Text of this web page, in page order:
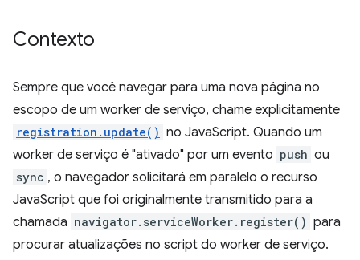
Contexto
Sempre que você navegar para uma nova página no
escopo de um worker de serviço, chame explicitamente
registration.update() no JavaScript. Quando um
worker de serviço é "ativado" por um evento push ou
sync , o navegador solicitará em paralelo o recurso
JavaScript que foi originalmente transmitido para a
chamada navigator.serviceWorker.register() para
procurar atualizações no script do worker de serviço.